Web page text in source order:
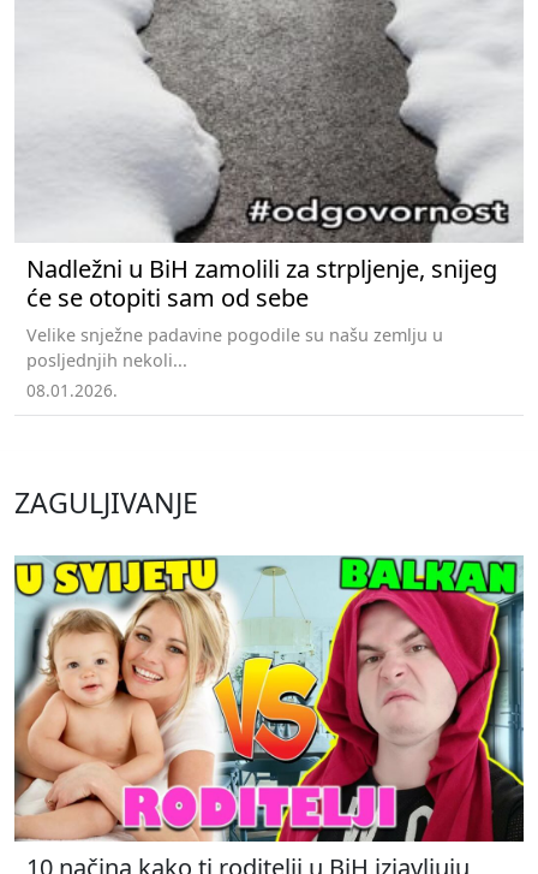
Nadležni u BiH zamolili za strpljenje, snijeg
će se otopiti sam od sebe
Velike snježne padavine pogodile su našu zemlju u
posljednjih nekoli...
08.01.2026.
ZAGULJIVANJE